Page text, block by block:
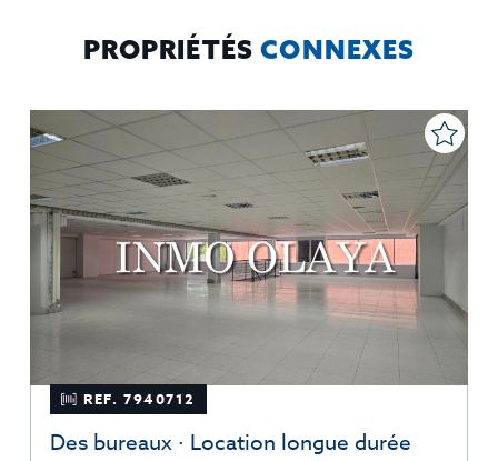
PROPRIÉTÉS CONNEXES
REF. 7940712
Des bureaux · Location longue durée